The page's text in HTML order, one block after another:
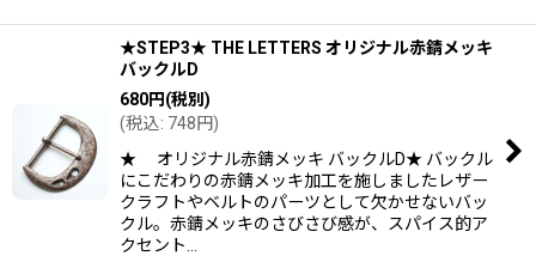
★STEP3★ THE LETTERS オリジナル赤錆メッキ
バックルD
680円(税別)
(税込: 748円)
★ オリジナル赤錆メッキ バックルD★ バックル
にこだわりの赤錆メッキ加工を施しましたレザー
クラフトやベルトのパーツとして欠かせないバッ
クル。赤錆メッキのさびさび感が、スパイス的ア
クセント…